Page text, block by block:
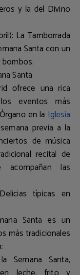
y la del Divino
LaTamborrada
Santa con un
Santa
ofrece una rica
eventos más
en la Iglesia
previa a la
de música
recital de
acompañan las
típicas en
Santa es un
más tradicionales
Semana Santa,